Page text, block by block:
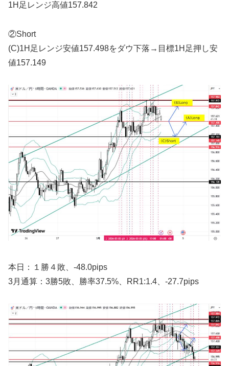
1H足レンジ高値157.842
②Short
(C)1H足レンジ安値157.498をダウ下落→目標1H足押し安
値157.149
本日：１勝４敗、-48.0pips
3月通算：3勝5敗、勝率37.5%、RR1:1.4、-27.7pips